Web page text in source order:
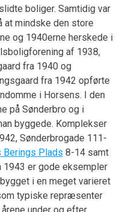
boliger. Samtidig var
mindske den store
og 1940erne herskede i
af 1938,
fra 1940 og
fra 1942 opførte
i Horsens. I den
på Sønderbro og i
byggede. Komplekser
Sønderbrogade 111-
Berings Plads 8-14 samt
1943 er gode eksempler
i en meget varieret
typiske repræsenter
under og efter